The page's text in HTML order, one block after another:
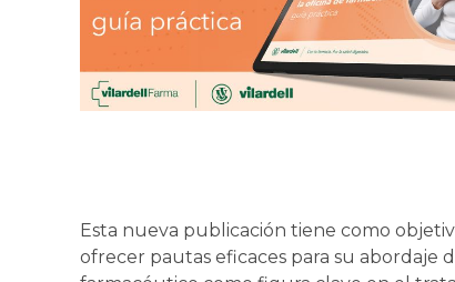
Esta nueva publicación tiene como
ofrecer pautas eficaces para su abordaje